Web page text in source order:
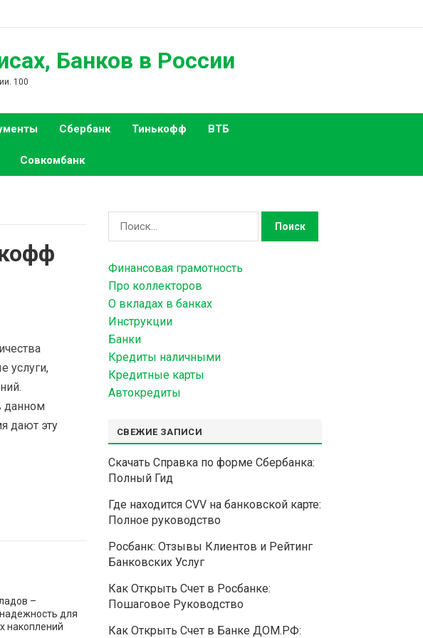
Банков в России
100
Сбербанк Тинькофф ВТБ
Совкомбанк
услуги,
данном
дают эту
–
для
накоплений
а
т
и
:
Финансовая грамотность
Про коллекторов
О вкладах в банках
Инструкции
Банки
Кредиты наличными
Кредитные карты
Автокредиты
СВЕЖИЕ ЗАПИСИ
Скачать Справка по форме Сбербанка:
Полный Гид
Где находится CVV на банковской карте:
Полное руководство
Росбанк: Отзывы Клиентов и Рейтинг
Банковских Услуг
Как Открыть Счет в Росбанке:
Пошаговое Руководство
Как Открыть Счет в Банке ДОМ.РФ: